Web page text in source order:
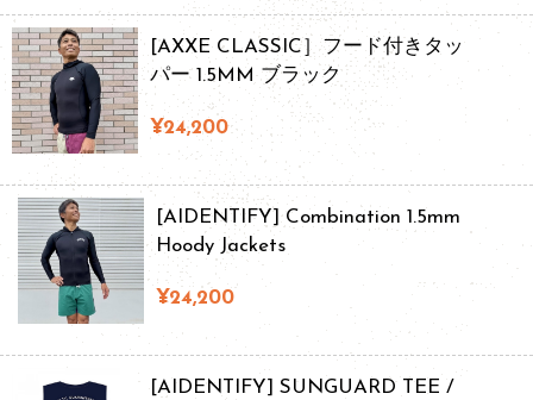
[AXXE CLASSIC］フード付きタッ
パー 1.5MM ブラック
¥24,200
[AIDENTIFY] Combination 1.5mm
Hoody Jackets
¥24,200
[AIDENTIFY] SUNGUARD TEE /